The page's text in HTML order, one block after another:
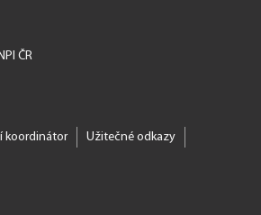
ČR
koordinátor Užitečné odkazy